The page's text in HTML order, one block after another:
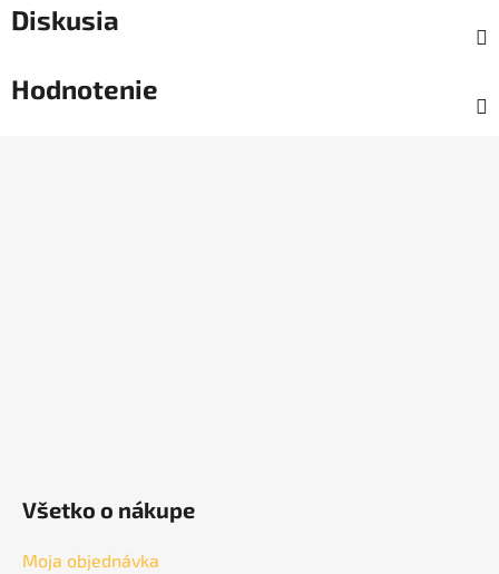
Diskusia
Hodnotenie
Všetko o nákupe
Moja objednávka